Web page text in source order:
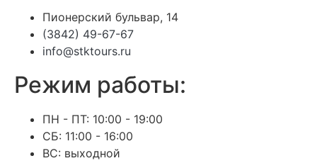
Пионерский бульвар, 14
(3842) 49-67-67
info@stktours.ru
Режим работы:
ПН - ПТ: 10:00 - 19:00
СБ: 11:00 - 16:00
ВС: выходной